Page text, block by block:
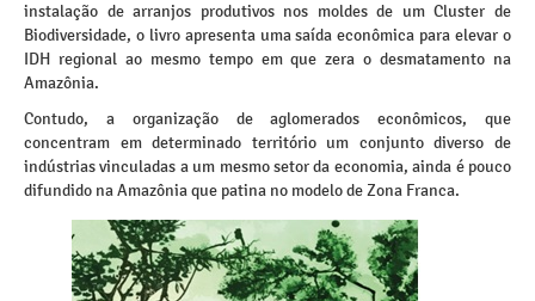
instalação de arranjos produtivos nos moldes de um Cluster de
Biodiversidade, o livro apresenta uma saída econômica para elevar o
IDH regional ao mesmo tempo em que zera o desmatamento na
Amazônia.
Contudo, a organização de aglomerados econômicos, que
concentram em determinado território um conjunto diverso de
indústrias vinculadas a um mesmo setor da economia, ainda é pouco
difundido na Amazônia que patina no modelo de Zona Franca.